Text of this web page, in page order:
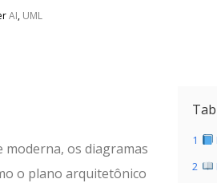
AI, UML
1
2
os diagramas
o plano arquitetônico